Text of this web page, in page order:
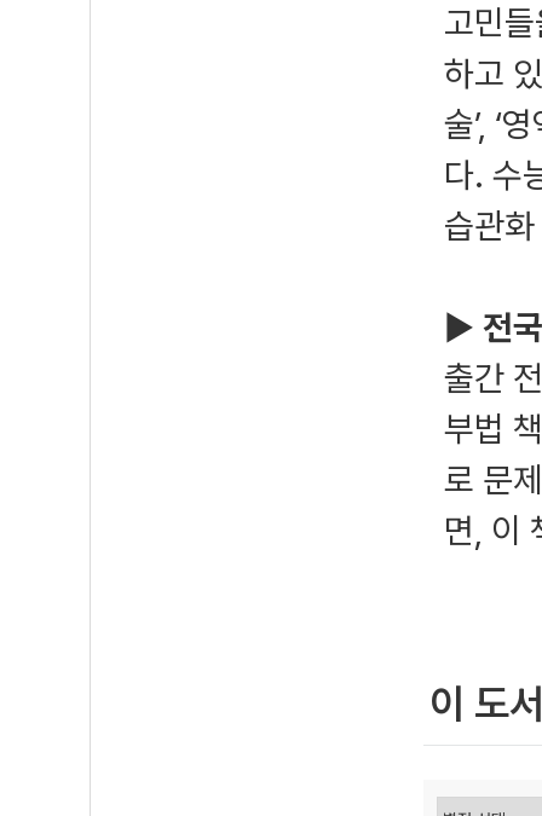
고민
하고
술’, ‘
다. 수
습관
▶ 전
출간
부법
로 문
면, 이
이 도